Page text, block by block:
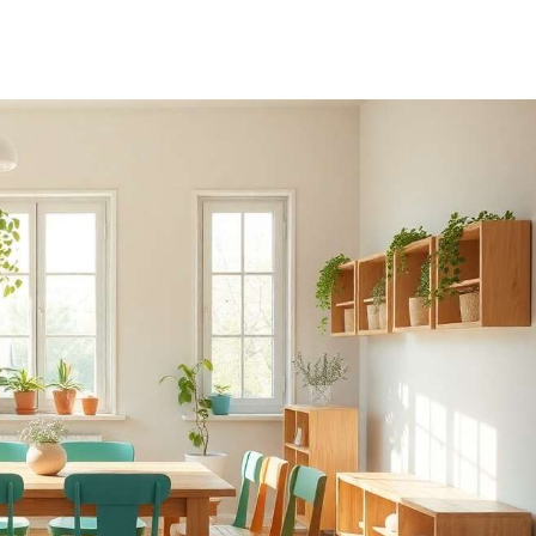
compétences cognitives,
linguistiques,
enfants MONTESSORI
JOUET EDUCATIF : Busy
Board propose une
variété de jeux éducatifs
sensoriels et interactifs,
tels que : reconnaître
les chiffres et les lettres,
relier la météo et
l'heure, apprendre des
compétences de vie,
reconnaître les animaux,
reconnaître les couleurs
et dessiner (la planche à